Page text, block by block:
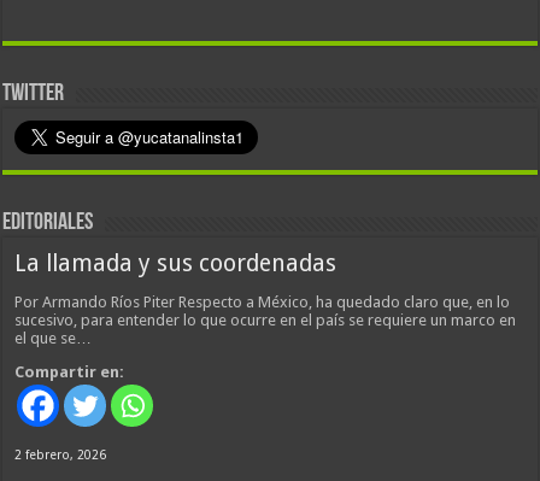
TWITTER
EDITORIALES
La llamada y sus coordenadas
Por Armando Ríos Piter Respecto a México, ha quedado claro que, en lo
sucesivo, para entender lo que ocurre en el país se requiere un marco en
el que se…
Compartir en:
2 febrero, 2026